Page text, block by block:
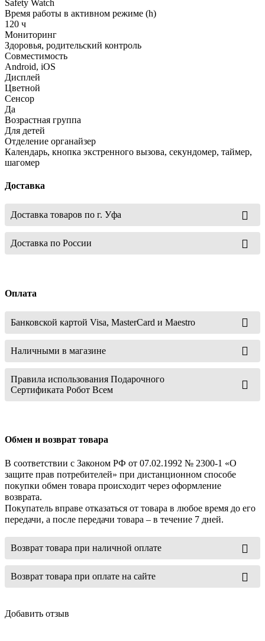
Safety Watch
Время работы в активном режиме (h)
120 ч
Мониторинг
Здоровья, родительский контроль
Совместимость
Android, iOS
Дисплей
Цветной
Сенсор
Да
Возрастная группа
Для детей
Отделение органайзер
Календарь, кнопка экстренного вызова, секундомер, таймер,
шагомер
Доставка
Доставка товаров по г. Уфа
Доставка по России
Оплата
Банковской картой Visa, MasterCard и Maestro
Наличными в магазине
Правила использования Подарочного
Сертификата Робот Всем
Обмен и возврат товара
В соответствии с Законом РФ от 07.02.1992 № 2300-1 «О
защите прав потребителей» при дистанционном способе
покупки обмен товара происходит через оформление
возврата.
Покупатель вправе отказаться от товара в любое время до его
передачи, а после передачи товара – в течение 7 дней.
Возврат товара при наличной оплате
Возврат товара при оплате на сайте
Добавить отзыв